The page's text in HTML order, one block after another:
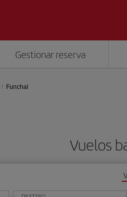
Gestionar reserva
Funchal
Vuelos